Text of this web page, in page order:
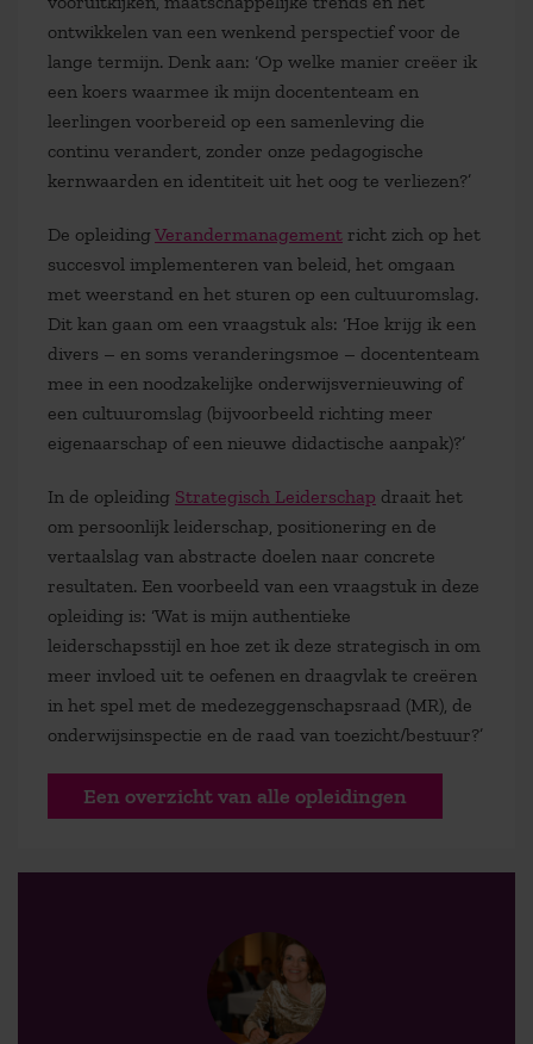
ontwikkelen van een wenkend perspectief voor de
lange termijn. Denk aan: ‘Op welke manier creëer ik
een koers waarmee ik mijn docententeam en
leerlingen voorbereid op een samenleving die
continu verandert, zonder onze pedagogische
kernwaarden en identiteit uit het oog te verliezen?’
De opleidingVerandermanagement richt zich op het
succesvol implementeren van beleid, het omgaan
met weerstand en het sturen op een cultuuromslag.
Dit kan gaan om een vraagstuk als: ‘Hoe krijg ik een
divers – en soms veranderingsmoe – docententeam
mee in een noodzakelijke onderwijsvernieuwing of
een cultuuromslag (bijvoorbeeld richting meer
eigenaarschap of een nieuwe didactische aanpak)?’
In de opleiding Strategisch Leiderschap draait het
om persoonlijk leiderschap, positionering en de
vertaalslag van abstracte doelen naar concrete
resultaten. Een voorbeeld van een vraagstuk in deze
opleiding is: ‘Wat is mijn authentieke
leiderschapsstijl en hoe zet ik deze strategisch in om
meer invloed uit te oefenen en draagvlak te creëren
in het spel met de medezeggenschapsraad (MR), de
onderwijsinspectie en de raad van toezicht/bestuur?’
Een overzicht van alle opleidingen